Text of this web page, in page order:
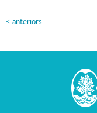
< anteriors